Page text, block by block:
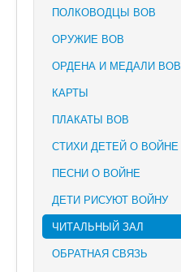
ПОЛКОВОДЦЫ ВОВ
ОРУЖИЕ ВОВ
ОРДЕНА И МЕДАЛИ ВОВ
КАРТЫ
ПЛАКАТЫ ВОВ
СТИХИ ДЕТЕЙ О ВОЙНЕ
ПЕСНИ О ВОЙНЕ
ДЕТИ РИСУЮТ ВОЙНУ
ЧИТАЛЬНЫЙ ЗАЛ
ОБРАТНАЯ СВЯЗЬ